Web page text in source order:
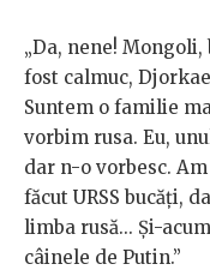
„Da, nene!
fost calmuc,
Suntem o familie
vorbim rusa. Eu,
dar n-o vorbesc.
făcut URSS bucăți,
limba rusă... Și-
câinele de Putin.”